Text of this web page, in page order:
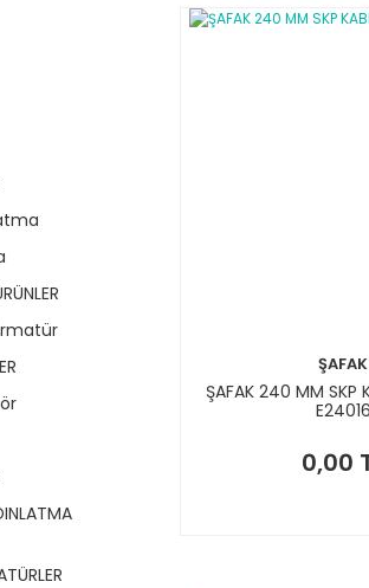
ŞAFAK
ŞAFAK 240 MM SKP
E24016
0,00